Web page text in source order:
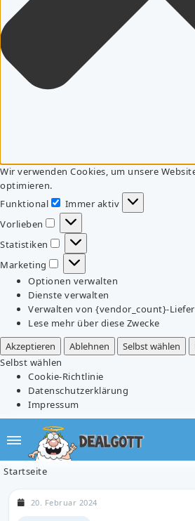
Wir verwenden Cookies, um unsere
optimieren.
Funktional
Funktional
Immer aktiv
Vorlieben
Vorlieben
Statistiken
Statistiken
Marketing
Marketing
Optionen verwalten
Dienste verwalten
Verwalten von {vendor_count}-
Lese mehr über diese Zwecke
Akzeptieren
Ablehnen Selbst wählen
Selbst wählen
Cookie-Richtlinie
Datenschutzerklärung
Impressum
Startseite
20. Februar 2024